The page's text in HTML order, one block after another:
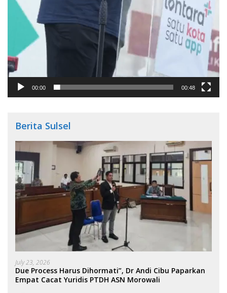
00:00 00:48
Berita Sulsel
July 23, 2026
Due Process Harus Dihormati”, Dr Andi Cibu Paparkan
Empat Cacat Yuridis PTDH ASN Morowali